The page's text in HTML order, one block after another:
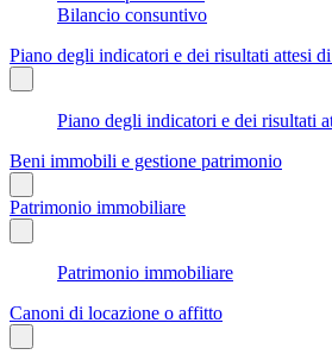
Bilancio consuntivo
Piano degli indicatori e dei risultati attesi
Piano degli indicatori e dei risultati
Beni immobili e gestione patrimonio
Patrimonio immobiliare
Patrimonio immobiliare
Canoni di locazione o affitto